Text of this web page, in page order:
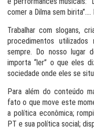
comer a Dilma sem birita”….
Trabalhar com slogans,
procedimentos
sempre. Do nosso lugar
importa “ler” o que eles
sociedade onde eles se
Para além do conteúdo
fato o que move este
a política econômica;
PT e sua política social;